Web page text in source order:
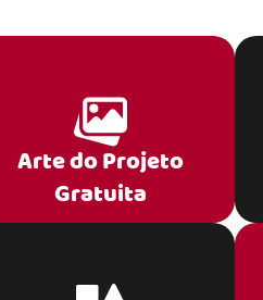
Arte do Projeto
Gratuita